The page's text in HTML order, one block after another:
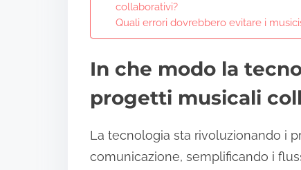
collaborativi?
Quali errori dovrebbero evitare i
In che modo la
progetti musicali
La tecnologia sta rivoluzionando i
comunicazione, semplificando i